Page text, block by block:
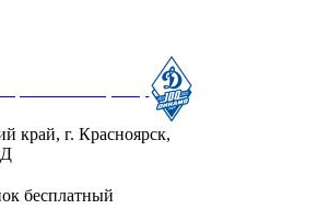
край, г. Красноярск,
бесплатный